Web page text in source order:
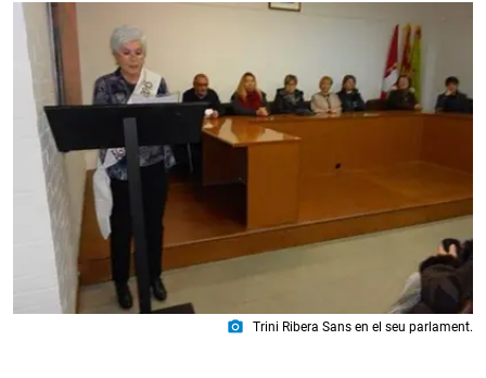
photo_camera Trini Ribera Sans en el seu parlament.